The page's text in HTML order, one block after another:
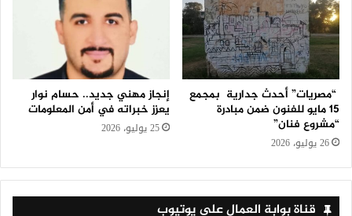
“مصريات” أحدث جدارية بمجمع
15 مايو للفنون ضمن مبادرة
“مشروع فنان”
26 يوليو، 2026
إنجاز مهني جديد.. حسام نوار
يعزز خبراته في أمن المعلومات
25 يوليو، 2026
قناة بوابة العمال على يوتيوب